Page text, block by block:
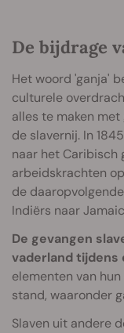
De bijdrage
Het woord 'ganja'
culturele
alles te maken
de slavernij. In
naar het Caribisch
arbeidskrachten
de
Indiërs naar
De gevangen
vaderland tijdens
elementen van
stand, waaronder
Slaven uit andere